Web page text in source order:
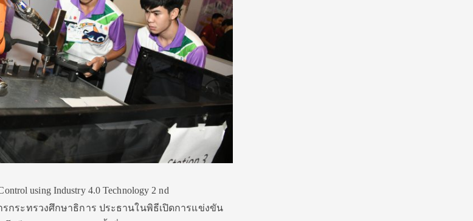
using Industry 4.0 Technology 2 nd
ระทรวงศึกษาธิการ ประธานในพิธีเปิดการแข่งขัน